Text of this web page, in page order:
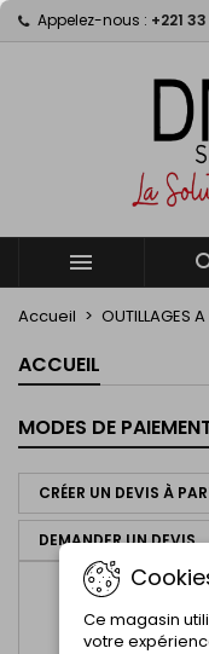
Appelez-nous : +221

Accueil OUTILLAGES
ACCUEIL
MODES DE
CRÉER UN DEVIS À
DEMANDER UN DEVIS
My
Create new
Créer une
Nom de la liste
Connexion
Vous devez être
à votre liste
Ce magasin
votre